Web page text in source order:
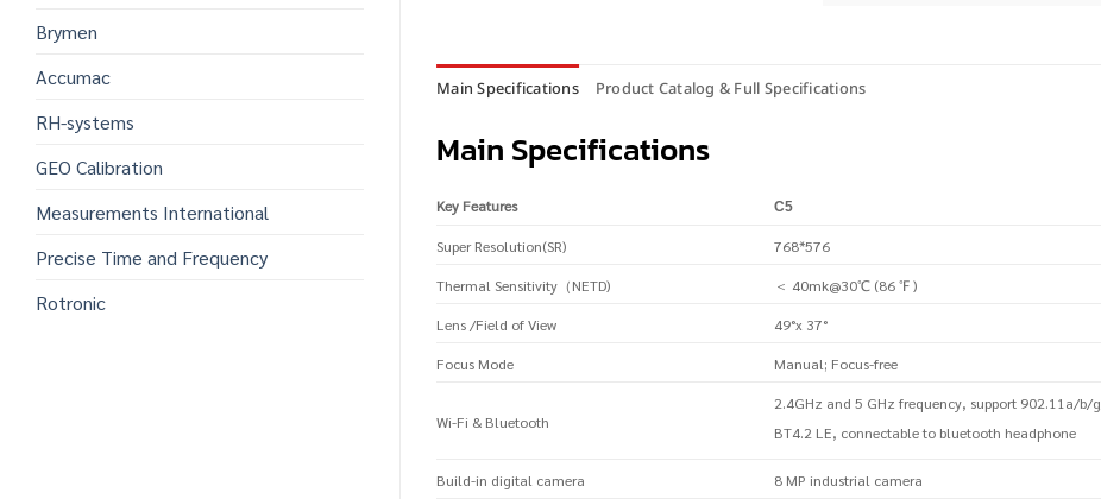
Brymen
Accumac
RH-systems
GEO Calibration
Measurements International
Precise Time and Frequency
Rotronic
Main Specifications Product Catalog & Full Specifications
Main Specifications
Key Features C5
Super Resolution(SR) 768*576
Thermal Sensitivity（NETD) ＜ 40mk@30℃ (86 ℉ )
Lens /Field of View 49°x 37°
Focus Mode Manual; Focus-free
Wi-Fi & Bluetooth
2.4GHz and 5 GHz frequency, support 902.11a/b/
BT4.2 LE, connectable to bluetooth headphone
Build-in digital camera 8 MP industrial camera